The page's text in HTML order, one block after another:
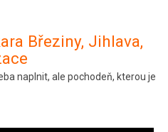
Březiny, Jihlava,
naplnit, ale pochodeň, kterou je